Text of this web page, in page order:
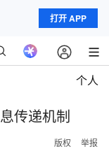
打开 APP
个人
传递机制
版权 举报